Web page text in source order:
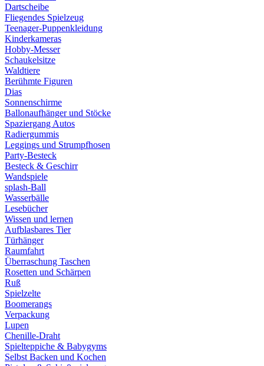
Dartscheibe
Fliegendes Spielzeug
Teenager-Puppenkleidung
Kinderkameras
Hobby-Messer
Schaukelsitze
Waldtiere
Berühmte Figuren
Dias
Sonnenschirme
Ballonaufhänger und Stöcke
Spaziergang Autos
Radiergummis
Leggings und Strumpfhosen
Party-Besteck
Besteck & Geschirr
Wandspiele
splash-Ball
Wasserbälle
Lesebücher
Wissen und lernen
Aufblasbares Tier
Türhänger
Raumfahrt
Überraschung Taschen
Rosetten und Schärpen
Ruß
Spielzelte
Boomerangs
Verpackung
Lupen
Chenille-Draht
Spielteppiche & Babygyms
Selbst Backen und Kochen